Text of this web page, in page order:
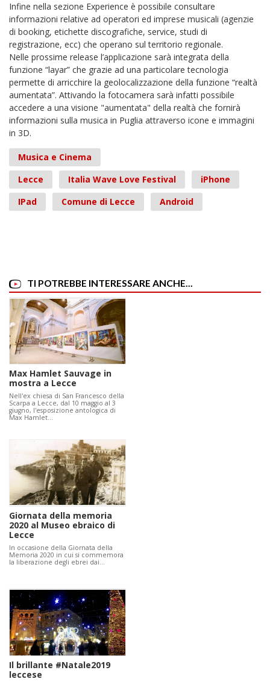
Infine nella sezione Experience è possibile consultare
informazioni relative ad operatori ed imprese musicali (agenzie
di booking, etichette discografiche, service, studi di
registrazione, ecc) che operano sul territorio regionale.
Nelle prossime release l’applicazione sarà integrata della
funzione “layar” che grazie ad una particolare tecnologia
permette di arricchire la geolocalizzazione della funzione “realtà
aumentata”. Attivando la fotocamera sarà infatti possibile
accedere a una visione "aumentata" della realtà che fornirà
informazioni sulla musica in Puglia attraverso icone e immagini
in 3D.
Musica e Cinema
Lecce
Italia Wave Love Festival
iPhone
IPad
Comune di Lecce Android
TI POTREBBE INTERESSARE ANCHE...
Max Hamlet Sauvage in
mostra a Lecce
Nell'ex chiesa di San Francesco della
Scarpa a Lecce, dal 10 maggio al 3
giugno, l'esposizione antologica di
Max Hamlet…
Giornata della memoria
2020 al Museo ebraico di
Lecce
In occasione della Giornata della
Memoria 2020 in cui si commemora
la liberazione degli ebrei dai…
Il brillante #Natale2019
leccese